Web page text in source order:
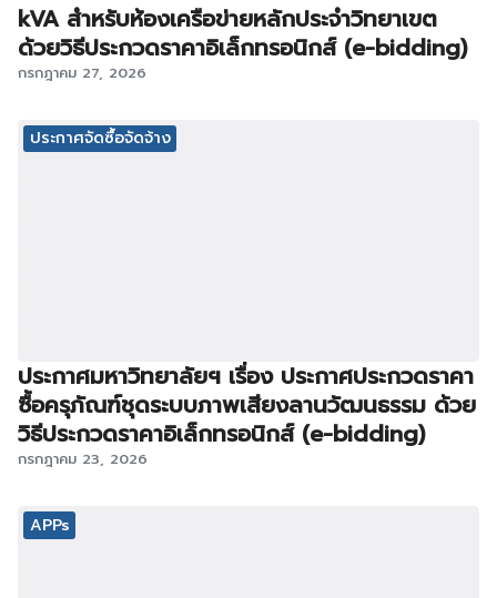
kVA สำหรับห้องเครือข่ายหลักประจำวิทยาเขต
ด้วยวิธีประกวดราคาอิเล็กทรอนิกส์ (e-bidding)
กรกฎาคม 27, 2026
ประกาศจัดซื้อจัดจ้าง
ประกาศมหาวิทยาลัยฯ เรื่อง ประกาศประกวดราคา
ซื้อครุภัณฑ์ชุดระบบภาพเสียงลานวัฒนธรรม ด้วย
วิธีประกวดราคาอิเล็กทรอนิกส์ (e-bidding)
กรกฎาคม 23, 2026
APPs